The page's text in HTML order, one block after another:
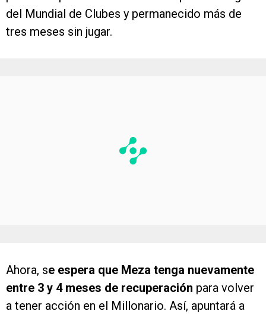
del Mundial de Clubes y permanecido más de
tres meses sin jugar.
Ahora, se espera que Meza tenga nuevamente
entre 3 y 4 meses de recuperación para volver
a tener acción en el Millonario. Así, apuntará a